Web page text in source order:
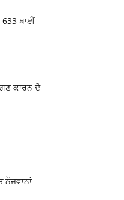
633 ਥਾਈਂ
ਕਾਰਨ ਦੋ
ਨੌਜਵਾਨਾਂ